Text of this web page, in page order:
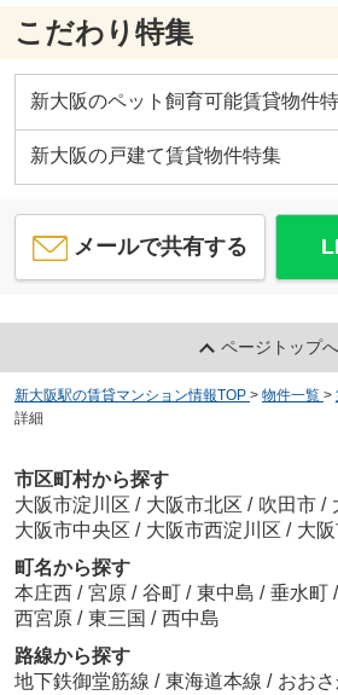
こだわり特集
新大阪のペット飼育可能賃貸物件
新大阪の戸建て賃貸物件特集
メールで共有する
ページトップへ
新大阪駅の賃貸マンション情報TOP > 物件一覧 >
詳細
市区町村から探す
大阪市淀川区 / 大阪市北区 / 吹田市 /
大阪市中央区 / 大阪市西淀川区 / 大
町名から探す
本庄西 / 宮原 / 谷町 / 東中島 / 垂水町 /
西宮原 / 東三国 / 西中島
路線から探す
地下鉄御堂筋線 / 東海道本線 / おお